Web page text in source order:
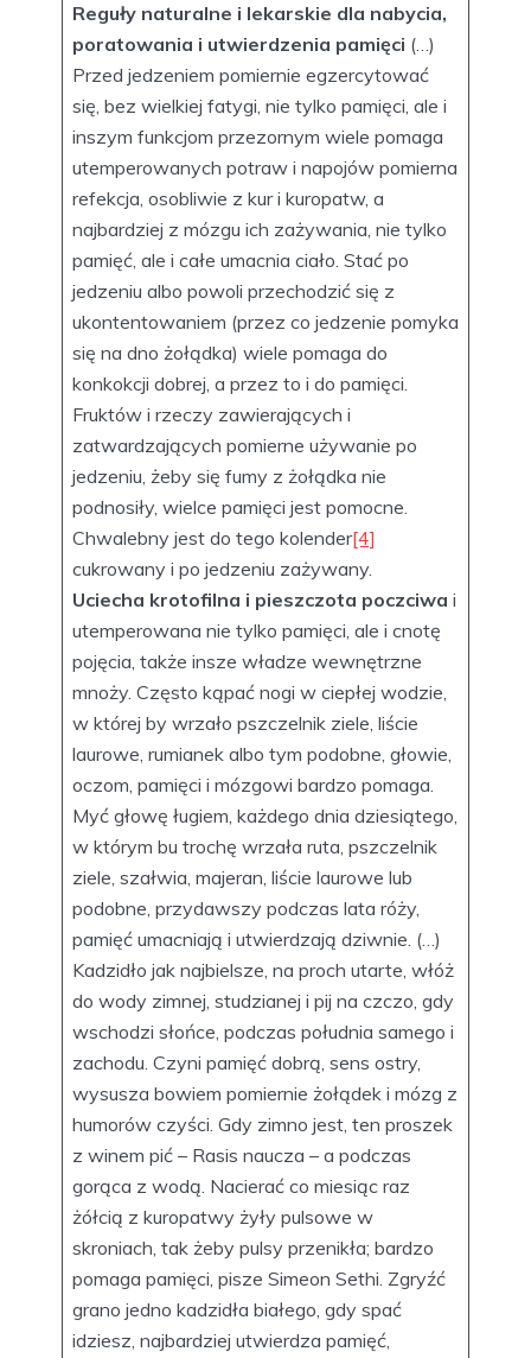
Reguły naturalne i lekarskie dla nabycia,
poratowania i utwierdzenia pamięci (…)
Przed jedzeniem pomiernie egzercytować
się, bez wielkiej fatygi, nie tylko pamięci, ale i
inszym funkcjom przezornym wiele pomaga
utemperowanych potraw i napojów pomierna
refekcja, osobliwie z kur i kuropatw, a
najbardziej z mózgu ich zażywania, nie tylko
pamięć, ale i całe umacnia ciało. Stać po
jedzeniu albo powoli przechodzić się z
ukontentowaniem (przez co jedzenie pomyka
się na dno żołądka) wiele pomaga do
konkokcji dobrej, a przez to i do pamięci.
Fruktów i rzeczy zawierających i
zatwardzających pomierne używanie po
jedzeniu, żeby się fumy z żołądka nie
podnosiły, wielce pamięci jest pomocne.
Chwalebny jest do tego kolender[4]
cukrowany i po jedzeniu zażywany.
Uciecha krotofilna i pieszczota poczciwa i
utemperowana nie tylko pamięci, ale i cnotę
pojęcia, także insze władze wewnętrzne
mnoży. Często kąpać nogi w ciepłej wodzie,
w której by wrzało pszczelnik ziele, liście
laurowe, rumianek albo tym podobne, głowie,
oczom, pamięci i mózgowi bardzo pomaga.
Myć głowę ługiem, każdego dnia dziesiątego,
w którym bu trochę wrzała ruta, pszczelnik
ziele, szałwia, majeran, liście laurowe lub
podobne, przydawszy podczas lata róży,
pamięć umacniają i utwierdzają dziwnie. (…)
Kadzidło jak najbielsze, na proch utarte, włóż
do wody zimnej, studzianej i pij na czczo, gdy
wschodzi słońce, podczas południa samego i
zachodu. Czyni pamięć dobrą, sens ostry,
wysusza bowiem pomiernie żołądek i mózg z
humorów czyści. Gdy zimno jest, ten proszek
z winem pić – Rasis naucza – a podczas
gorąca z wodą. Nacierać co miesiąc raz
żółcią z kuropatwy żyły pulsowe w
skroniach, tak żeby pulsy przenikła; bardzo
pomaga pamięci, pisze Simeon Sethi. Zgryźć
grano jedno kadzidła białego, gdy spać
idziesz, najbardziej utwierdza pamięć,